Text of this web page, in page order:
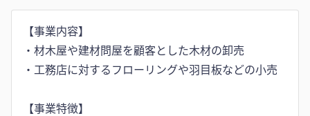
【事業内容】
・材木屋や建材問屋を顧客とした木材の卸売
・工務店に対するフローリングや羽目板などの小売
【事業特徴】